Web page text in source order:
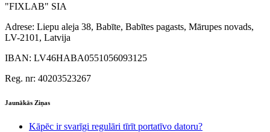
"FIXLAB" SIA
Adrese: Liepu aleja 38, Babīte, Babītes pagasts, Mārupes novads,
LV-2101, Latvija
IBAN: LV46HABA0551056093125
Reg. nr: 40203523267
Jaunākās Ziņas
Kāpēc ir svarīgi regulāri tīrīt portatīvo datoru?